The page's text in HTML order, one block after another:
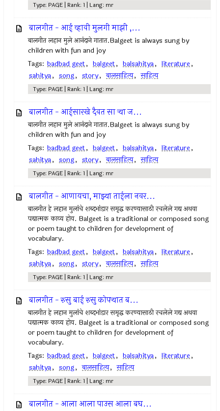
Type: PAGE | Rank: 1 | Lang: mr
बालगीत - आई व्हावी मुलगी माझी ,...
बालगीत लहान मुले आनंदाने गातात.Balgeet is always sung by
children with fun and joy
Tags: badbad geet, balgeet, balsahitya, literature,
sahitya, song, story, बालसाहित्य, साहित्य
Type: PAGE | Rank: 1 | Lang: mr
बालगीत - आईसारखे दैवत सा र्‍या ज...
बालगीत लहान मुले आनंदाने गातात.Balgeet is always sung by
children with fun and joy
Tags: badbad geet, balgeet, balsahitya, literature,
sahitya, song, story, बालसाहित्य, साहित्य
Type: PAGE | Rank: 1 | Lang: mr
बालगीत - आणायचा, माझ्या ताईला नवर...
बालगीत हे लहान मुलांचे शब्दभांडार समृद्ध करण्यासाठी रचलेले गद्य अथवा
पद्यात्मक काव्य होय. Balgeet is a traditional or composed song
or poem taught to children for development of
vocabulary.
Tags: badbad geet, balgeet, balsahitya, literature,
sahitya, song, story, बालसाहित्य, साहित्य
Type: PAGE | Rank: 1 | Lang: mr
बालगीत - रुसु बाई रुसु कोपर्‍यात ब...
बालगीत हे लहान मुलांचे शब्दभांडार समृद्ध करण्यासाठी रचलेले गद्य अथवा
पद्यात्मक काव्य होय. Balgeet is a traditional or composed song
or poem taught to children for development of
vocabulary.
Tags: badbad geet, balgeet, balsahitya, literature,
sahitya, song, बालसाहित्य, साहित्य
Type: PAGE | Rank: 1 | Lang: mr
बालगीत - आला आला पाउस आला बघ...